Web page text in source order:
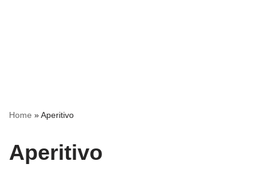
Home »Aperitivo
Aperitivo